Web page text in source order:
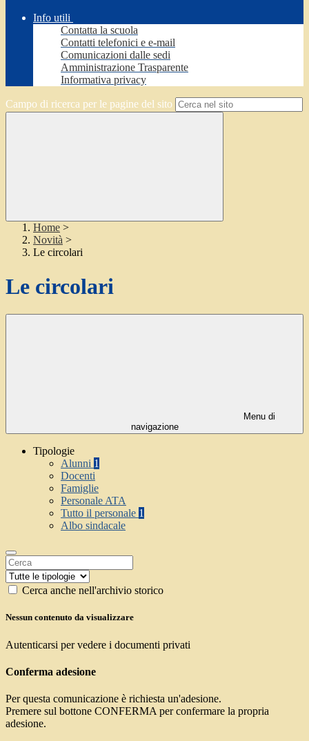
Info utili
Contatta la scuola
Contatti telefonici e e-mail
Comunicazioni dalle sedi
Amministrazione Trasparente
Informativa privacy
Campo di ricerca per le pagine del sito
Home >
Novità >
Le circolari
Le circolari
Menu di
navigazione
Tipologie
Alunni 1
Docenti
Famiglie
Personale ATA
Tutto il personale 1
Albo sindacale
Cerca anche nell'archivio storico
Nessun contenuto da visualizzare
Autenticarsi per vedere i documenti privati
Conferma adesione
Per questa comunicazione è richiesta un'adesione.
Premere sul bottone CONFERMA per confermare la propria
adesione.